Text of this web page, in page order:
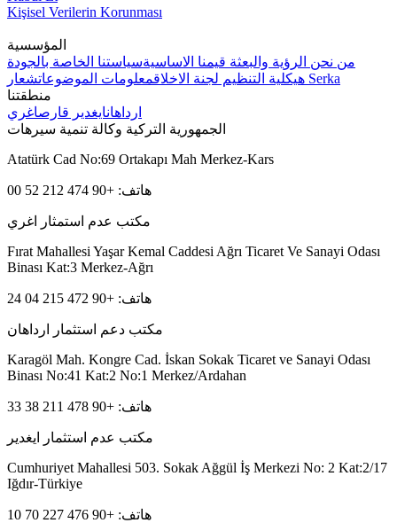
Kişisel Verilerin Korunması
المؤسسية
من نحن الرؤية والبعثة قيمنا الاساسيةسياستنا الخاصة بالجودة
هيكلية التنظيم لجنة الاخلاقمعلومات الموضوعات
شعار Serka
منطقتنا
ارداهانايغدير قارصاغري
الجمهورية التركية وكالة تنمية سيرهات
Atatürk Cad No:69 Ortakapı Mah Merkez-Kars
هاتف: +90 474 212 52 00
مكتب عدم استمثار اغري
Fırat Mahallesi Yaşar Kemal Caddesi Ağrı Ticaret Ve Sanayi Odası
Binası Kat:3 Merkez-Ağrı
هاتف: +90 472 215 04 24
مكتب دعم استثمار ارداهان
Karagöl Mah. Kongre Cad. İskan Sokak Ticaret ve Sanayi Odası
Binası No:41 Kat:2 No:1 Merkez/Ardahan
هاتف: +90 478 211 38 33
مكتب عدم استثمار ايغدير
Cumhuriyet Mahallesi 503. Sokak Ağgül İş Merkezi No: 2 Kat:2/17
Iğdır-Türkiye
هاتف: +90 476 227 70 10